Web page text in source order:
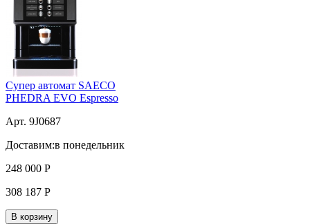
Супер автомат SAECO
PHEDRA EVO Espresso
Арт. 9J0687
Доставим:в понедельник
248 000 Р
308 187 Р
В корзину